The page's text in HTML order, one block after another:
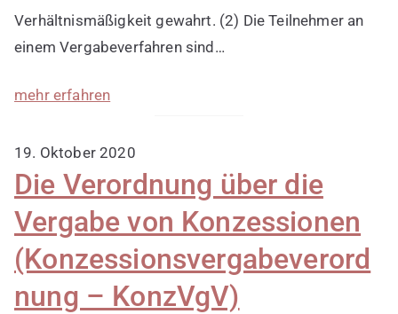
Verhältnismäßigkeit gewahrt. (2) Die Teilnehmer an
einem Vergabeverfahren sind…
mehr erfahren
19. Oktober 2020
Die Verordnung über die
Vergabe von Konzessionen
(Konzessionsvergabeverord
nung – KonzVgV)